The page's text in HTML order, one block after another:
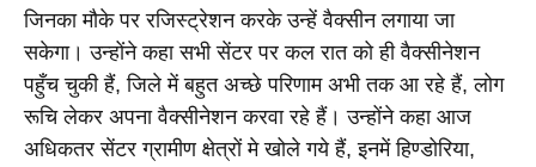
जिनका मौके पर रजिस्ट्रेशन करके उन्हें वैक्सीन लगाया जा
सकेगा। उन्होंने कहा सभी सेंटर पर कल रात को ही वैक्सीनेशन
पहुँच चुकी हैं, जिले में बहुत अच्छे परिणाम अभी तक आ रहे हैं, लोग
रूचि लेकर अपना वैक्सीनेशन करवा रहे हैं। उन्होंने कहा आज
अधिकतर सेंटर ग्रामीण क्षेत्रों मे खोले गये हैं, इनमें हिण्डोरिया,